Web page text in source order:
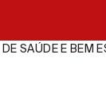
SAÚDE E BEM